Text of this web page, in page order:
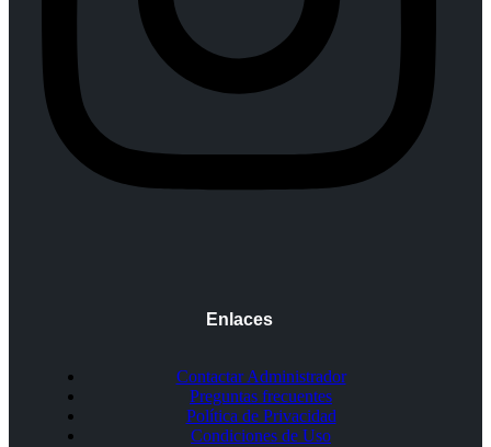
Enlaces
Contactar Administrador
Preguntas frecuentes
Política de Privacidad
Condiciones de Uso